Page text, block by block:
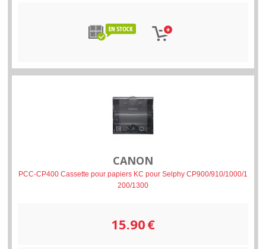
CANON
PCC-CP400 Cassette pour papiers KC pour Selphy CP900/910/1000/1
200/1300
15.90€